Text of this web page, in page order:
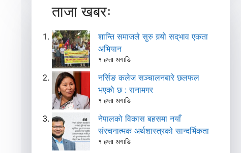
ताजा खबरः
शान्ति समाजले सुरु गर्‍यो सद्‌भाव एकता
अभियान
१ हप्ता अगाडि
नर्सिङ कलेज सञ्चालनबारे छलफल
भएकाे छ : रानामगर
१ हप्ता अगाडि
नेपालको विकास बहसमा नयाँ
संरचनात्मक अर्थशास्त्रको सान्दर्भिकता
१ हप्ता अगाडि